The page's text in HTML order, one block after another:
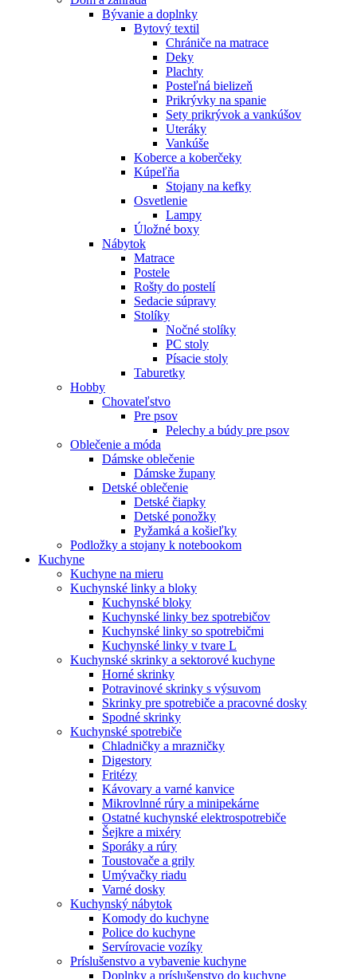
Bývanie a doplnky
Bytový textil
Chrániče na matrace
Deky
Plachty
Posteľná bielizeň
Prikrývky na spanie
Sety prikrývok a vankúšov
Uteráky
Vankúše
Koberce a koberčeky
Kúpeľňa
Stojany na kefky
Osvetlenie
Lampy
Úložné boxy
Nábytok
Matrace
Postele
Rošty do postelí
Sedacie súpravy
Stolíky
Nočné stolíky
PC stoly
Písacie stoly
Taburetky
Hobby
Chovateľstvo
Pre psov
Pelechy a búdy pre psov
Oblečenie a móda
Dámske oblečenie
Dámske župany
Detské oblečenie
Detské čiapky
Detské ponožky
Pyžamká a košieľky
Podložky a stojany k notebookom
Kuchyne
Kuchyne na mieru
Kuchynské linky a bloky
Kuchynské bloky
Kuchynské linky bez spotrebičov
Kuchynské linky so spotrebičmi
Kuchynské linky v tvare L
Kuchynské skrinky a sektorové kuchyne
Horné skrinky
Potravinové skrinky s výsuvom
Skrinky pre spotrebiče a pracovné dosky
Spodné skrinky
Kuchynské spotrebiče
Chladničky a mrazničky
Digestory
Fritézy
Kávovary a varné kanvice
Mikrovlnné rúry a minipekárne
Ostatné kuchynské elektrospotrebiče
Šejkre a mixéry
Sporáky a rúry
Toustovače a grily
Umývačky riadu
Varné dosky
Kuchynský nábytok
Komody do kuchyne
Police do kuchyne
Servírovacie vozíky
Príslušenstvo a vybavenie kuchyne
Doplnky a príslušenstvo do kuchyne